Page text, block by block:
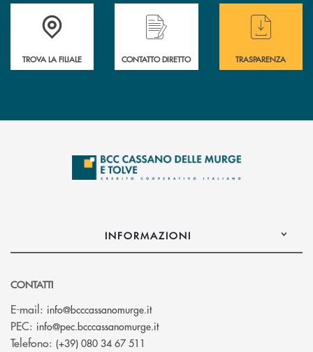
Accedi all' elenco completo delle filiali
TROVA LA FILIALE
Hai bisogno di assistenza immediata ?
CONTATTO DIRETTO
Hai bisogno di
TRASPARENZA
INFORMAZIONI
CONTATTI
E-mail: info@bcccassanomurge.it(si apre l’app di posta elettronica)
PEC: info@pec.bcccassanomurge.it(si apre l’app di posta
Telefono: (+39) 080 34 67 511